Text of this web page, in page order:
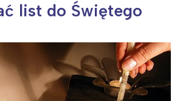
list do Świętego